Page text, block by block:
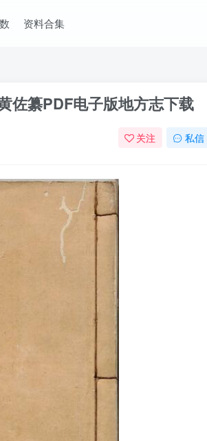
资料合集
佐纂PDF电子版地方志下载
关注 私信